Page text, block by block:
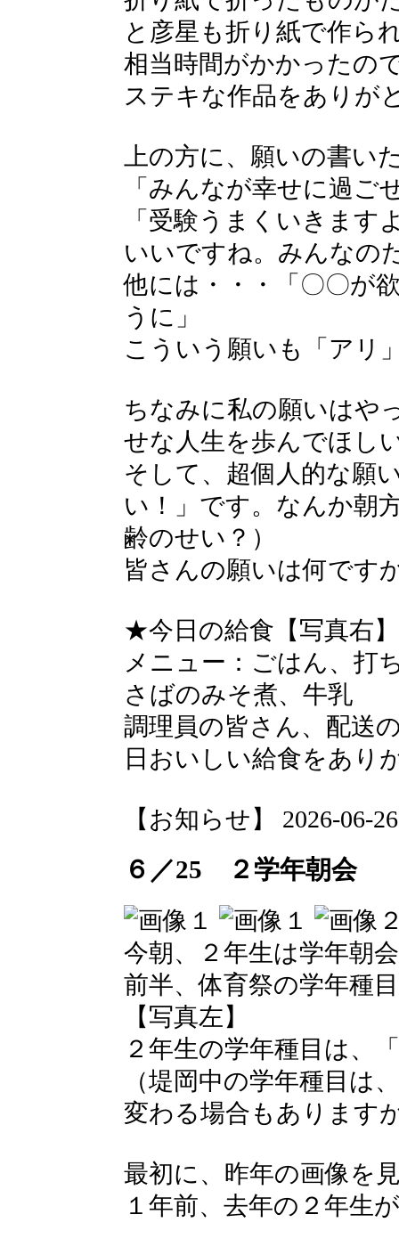
と彦星も折り紙で作ら
相当時間がかかったの
ステキな作品をありが
上の方に、願いの書い
「みんなが幸せに過ご
「受験うまくいきます
いいですね。みんなの
他には・・・「〇〇が
うに」
こういう願いも「アリ
ちなみに私の願いはや
せな人生を歩んでほし
そして、超個人的な願
い！」です。なんか朝
齢のせい？）
皆さんの願いは何です
★今日の給食【写真右】
メニュー：ごはん、打
さばのみそ煮、牛乳
調理員の皆さん、配送
日おいしい給食をあり
【お知らせ】 2026-06-
６／25 ２学年朝会
今朝、２年生は学年朝
前半、体育祭の学年種
【写真左】
２年生の学年種目は、
（堤岡中の学年種目は
変わる場合もあります
最初に、昨年の画像を
１年前、去年の２年生